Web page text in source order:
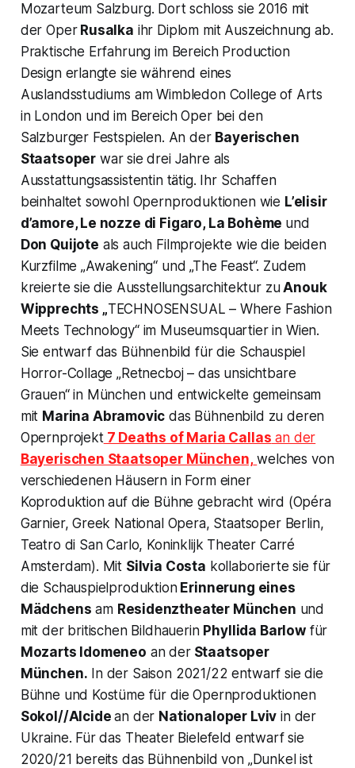
Mozarteum Salzburg. Dort schloss sie 2016 mit
der OperRusalka ihr Diplom mit Auszeichnung ab.
Praktische Erfahrung im Bereich Production
Design erlangte sie während eines
Auslandsstudiums am Wimbledon College of Arts
in London und im Bereich Oper bei den
Salzburger Festspielen. An der Bayerischen
Staatsoper war sie drei Jahre als
Ausstattungsassistentin tätig. Ihr Schaffen
beinhaltet sowohl Opernproduktionen wie L’elisir
d’amore, Le nozze di Figaro, La Bohème und
Don Quijote als auch Filmprojekte wie die beiden
Kurzfilme „Awakening“ und „The Feast“. Zudem
kreierte sie die Ausstellungsarchitektur zuAnouk
Wipprechts „TECHNOSENSUAL – Where Fashion
Meets Technology“im Museumsquartier in Wien.
Sie entwarf das Bühnenbild für die Schauspiel
Horror-Collage„Retnecboj – das unsichtbare
Grauen“in München und entwickelte gemeinsam
mit Marina Abramovic das Bühnenbild zu deren
Opernprojekt7 Deaths of Maria Callas an der
Bayerischen Staatsoper München, welches von
verschiedenen Häusern in Form einer
Koproduktion auf die Bühne gebracht wird (Opéra
Garnier, Greek National Opera, Staatsoper Berlin,
Teatro di San Carlo, Koninklijk Theater Carré
Amsterdam). Mit Silvia Costa kollaborierte sie für
die SchauspielproduktionErinnerung eines
Mädchens am Residenztheater München und
mit der britischen Bildhauerin Phyllida Barlowfür
Mozarts Idomeneo an derStaatsoper
München. In der Saison 2021/22 entwarf sie die
Bühne und Kostüme für die Opernproduktionen
Sokol//Alcide an der Nationaloper Lviv in der
Ukraine. Für das Theater Bielefeld entwarf sie
2020/21 bereits das Bühnenbild von „Dunkel ist